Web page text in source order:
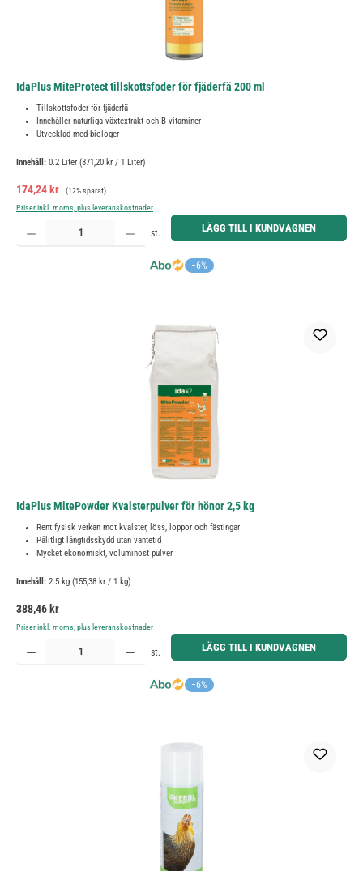
IdaPlus MiteProtect tillskottsfoder för fjäderfä 200 ml
Tillskottsfoder för fjäderfä
Innehåller naturliga växtextrakt och B-vitaminer
Utvecklad med biologer
Innehåll: 0.2 Liter (871,20 kr / 1 Liter)
Försäljningspris:
174,24 kr Ordinarie pris:
(12% sparat)
Priser inkl. moms, plus leveranskostnader
−6%
Produktkvantitet: Ange önskat belopp eller använd knapparna för att öka eller minska kvantiteten.
st. LÄGG TILL I KUNDVAGNEN
IdaPlus MitePowder Kvalsterpulver för hönor 2,5 kg
Rent fysisk verkan mot kvalster, löss, loppor och fästingar
Pålitligt långtidsskydd utan väntetid
Mycket ekonomiskt, voluminöst pulver
Innehåll: 2.5 kg (155,38 kr / 1 kg)
Ordinarie pris:
388,46 kr
Priser inkl. moms, plus leveranskostnader
−6%
Produktkvantitet: Ange önskat belopp eller använd knapparna för att öka eller minska kvantiteten.
st. LÄGG TILL I KUNDVAGNEN